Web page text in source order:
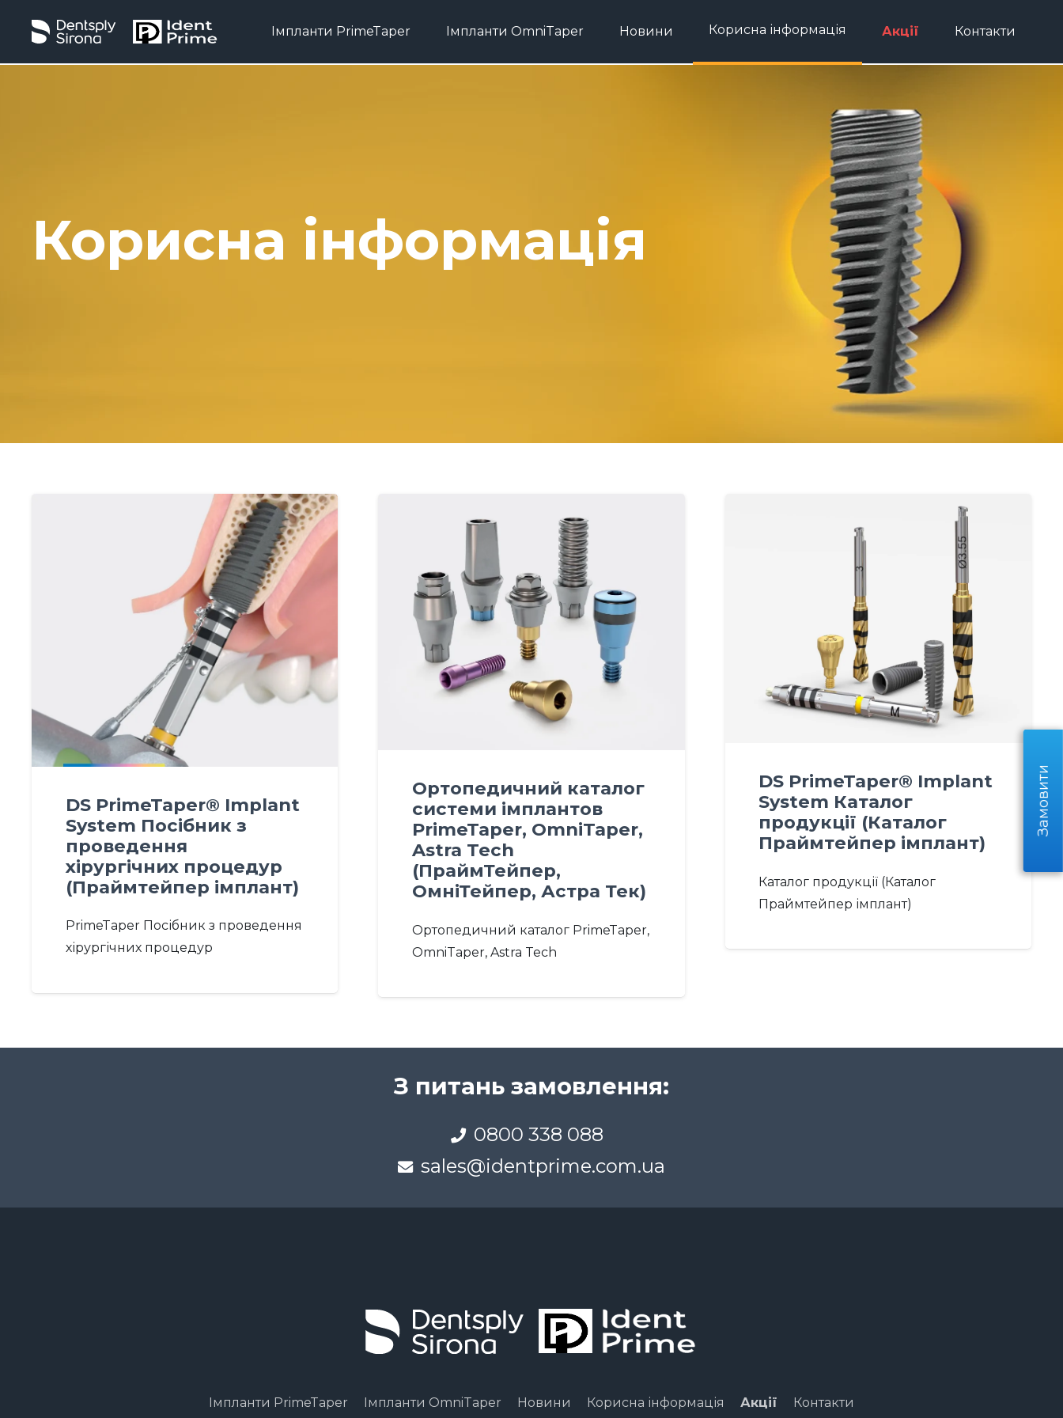
Імпланти PrimeTaper Імпланти OmniTaper Новини Корисна інформація Акції Контакти
Корисна інформація
DS PrimeTaper® Implant
System Посібник з
проведення
хірургічних процедур
(Праймтейпер імплант)
PrimeTaper Посібник з проведення
хірургічних процедур
Ортопедичний каталог
системи імплантов
PrimeTaper, OmniTaper,
Astra Tech
(ПраймТейпер,
ОмніТейпер, Астра Тек)
Ортопедичний каталог PrimeTaper,
OmniTaper, Astra Tech
DS PrimeTaper® Implant
System Каталог
продукції (Каталог
Праймтейпер імплант)
Каталог продукції (Каталог
Праймтейпер імплант)
З питань замовлення:
0800 338 088
sales@identprime.com.ua
Замовити
Імпланти PrimeTaper Імпланти OmniTaper Новини Корисна інформація Акції Контакти